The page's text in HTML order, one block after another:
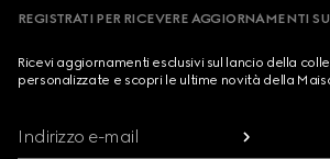
REGISTRATI PER RICEVERE AGGIORNAMENTI
Ricevi aggiornamenti esclusivi sul lancio della
personalizzate e scopri le ultime novità della
Indirizzo e-mail